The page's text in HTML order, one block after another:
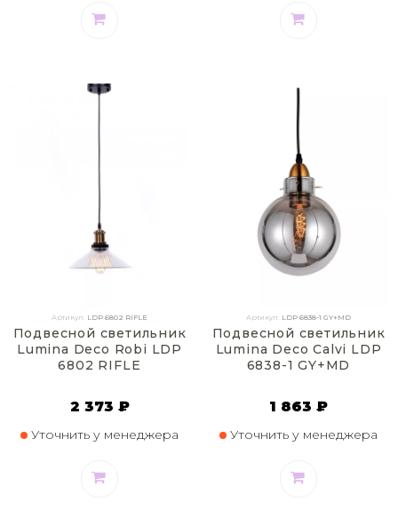
Артикул: LDP 6802 RIFLE
Подвесной светильник
Lumina Deco Robi LDP
6802 RIFLE
2 373 ₽
Уточнить у менеджера
Артикул: LDP 6838-1 GY+MD
Подвесной светильник
Lumina Deco Calvi LDP
6838-1 GY+MD
1 863 ₽
Уточнить у менеджера